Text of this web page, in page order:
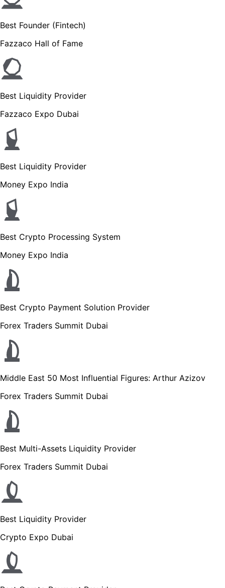
Best Founder (Fintech)
Fazzaco Hall of Fame
Best Liquidity Provider
Fazzaco Expo Dubai
Best Liquidity Provider
Money Expo India
Best Crypto Processing System
Money Expo India
Best Crypto Payment Solution Provider
Forex Traders Summit Dubai
Middle East 50 Most Influential Figures: Arthur Azizov
Forex Traders Summit Dubai
Best Multi-Assets Liquidity Provider
Forex Traders Summit Dubai
Best Liquidity Provider
Crypto Expo Dubai